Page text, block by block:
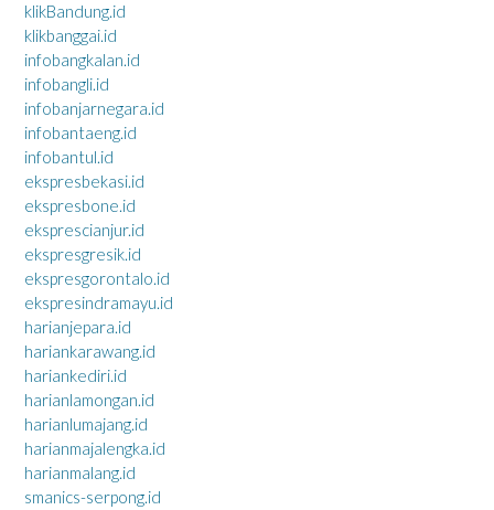
klikBandung.id
klikbanggai.id
infobangkalan.id
infobangli.id
infobanjarnegara.id
infobantaeng.id
infobantul.id
ekspresbekasi.id
ekspresbone.id
eksprescianjur.id
ekspresgresik.id
ekspresgorontalo.id
ekspresindramayu.id
harianjepara.id
hariankarawang.id
hariankediri.id
harianlamongan.id
harianlumajang.id
harianmajalengka.id
harianmalang.id
smanics-serpong.id